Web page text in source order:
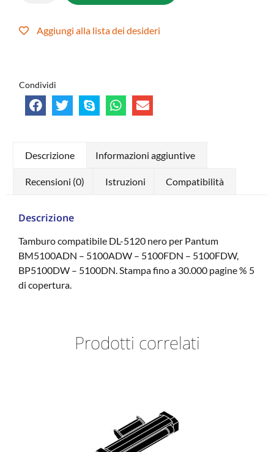
Aggiungi alla lista dei desideri
Condividi
Descrizione Informazioni aggiuntive
Recensioni (0) Istruzioni Compatibilità
Descrizione
Tamburo compatibile DL-5120 nero per Pantum
BM5100ADN – 5100ADW – 5100FDN – 5100FDW,
BP5100DW – 5100DN. Stampa fino a 30.000 pagine % 5
di copertura.
Prodotti correlati